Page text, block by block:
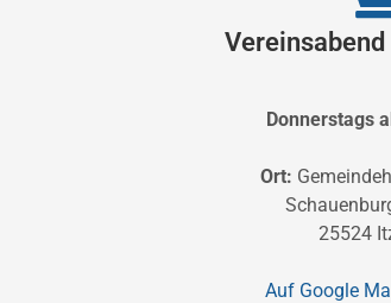
Donnerstags
Ort:
25524
Auf Google